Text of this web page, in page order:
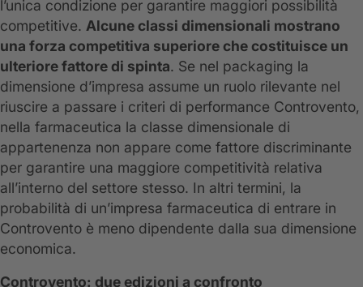
l’unica condizione per garantire maggiori possibilità
competitive. Alcune classi dimensionali mostrano
una forza competitiva superiore che costituisce un
ulteriore fattore di spinta. Se nel packaging la
dimensione d’impresa assume un ruolo rilevante nel
riuscire a passare i criteri di performance Controvento,
nella farmaceutica la classe dimensionale di
appartenenza non appare come fattore discriminante
per garantire una maggiore competitività relativa
all’interno del settore stesso. In altri termini, la
probabilità di un’impresa farmaceutica di entrare in
Controvento è meno dipendente dalla sua dimensione
economica.
Controvento: due edizioni a confronto